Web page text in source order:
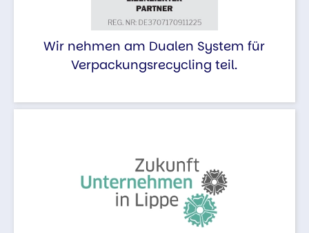
Wir nehmen am Dualen System für
Verpackungsrecycling teil.